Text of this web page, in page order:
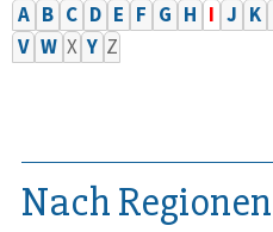
A B C D E F G H I J K
V W X Y Z
Nach Regionen